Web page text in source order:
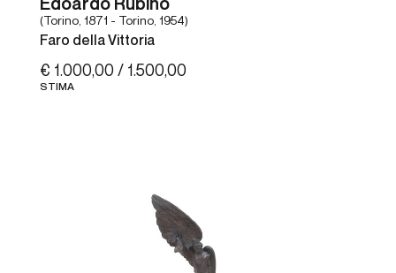
Edoardo Rubino
(Torino, 1871 - Torino, 1954)
Faro della Vittoria
€ 1.000,00 / 1.500,00
STIMA